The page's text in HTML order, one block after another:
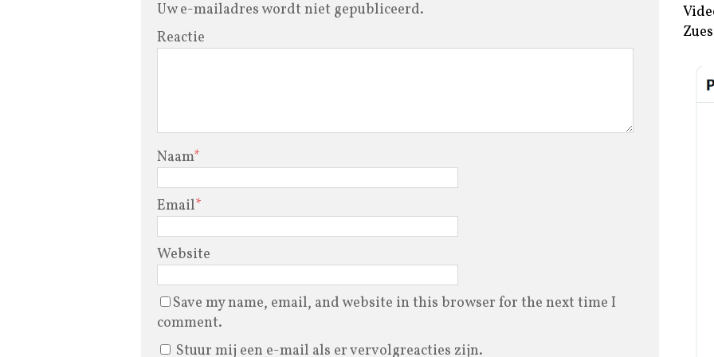
Uw e-mailadres wordt niet gepubliceerd.
Reactie
Naam*
Email*
Website
Save my name, email, and website in this browser for the next time I
comment.
Stuur mij een e-mail als er vervolgreacties zijn.